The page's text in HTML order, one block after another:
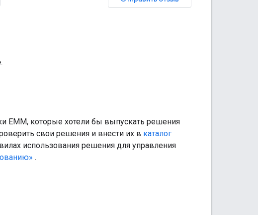
EMM, которые хотели бы выпускать решения
свои решения и внести их в каталог
использования решения для управления
.